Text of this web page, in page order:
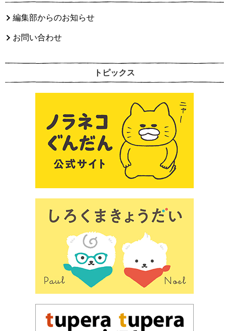
編集部からのお知らせ
お問い合わせ
トピックス